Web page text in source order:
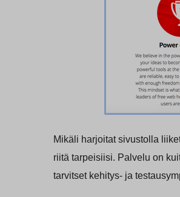
Mikäli harjoitat sivustolla
riitä tarpeisiisi. Palvelu on
tarvitset kehitys- ja